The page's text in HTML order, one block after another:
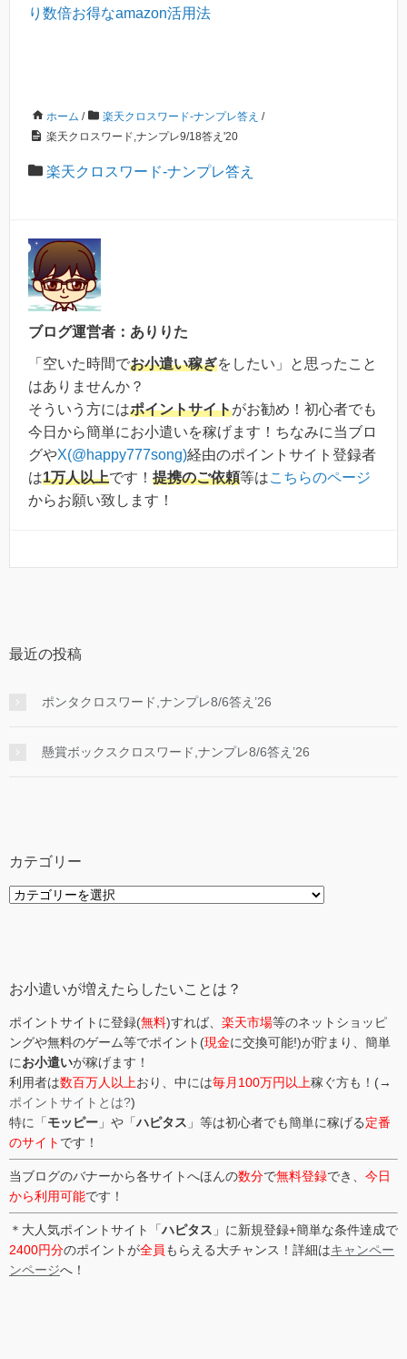
り数倍お得なamazon活用法
ホーム / 楽天クロスワード-ナンプレ答え /
楽天クロスワード,ナンプレ9/18答え'20
楽天クロスワード-ナンプレ答え
ブログ運営者：ありりた
「空いた時間でお小遣い稼ぎをしたい」と思ったこと
はありませんか？
そういう方にはポイントサイトがお勧め！初心者でも
今日から簡単にお小遣いを稼げます！ちなみに当ブロ
グやX(@happy777song)経由のポイントサイト登録者
は1万人以上です！ 提携のご依頼等はこちらのページ
からお願い致します！
最近の投稿
ポンタクロスワード,ナンプレ8/6答え’26
懸賞ボックスクロスワード,ナンプレ8/6答え’26
カテゴリー
カ
お小遣いが増えたらしたいことは？
ポイントサイトに登録(無料)すれば、 楽天市場等のネットショッピ
ングや無料のゲーム等でポイント(現金に交換可能!)が貯まり、簡単
にお小遣いが稼げます！
利用者は数百万人以上おり、中には毎月100万円以上稼ぐ方も！(→
ポイントサイトとは?)
特に「モッピー 」や「ハピタス 」等は初心者でも簡単に稼げる定番
のサイト です！
当ブログのバナーから各サイトへほんの数分で無料登録でき、 今日
から利用可能です！
＊大人気ポイントサイト「ハピタス 」に新規登録+簡単な条件達成で
2400円分のポイントが全員 もらえる大チャンス！詳細はキャンペー
ンページへ！